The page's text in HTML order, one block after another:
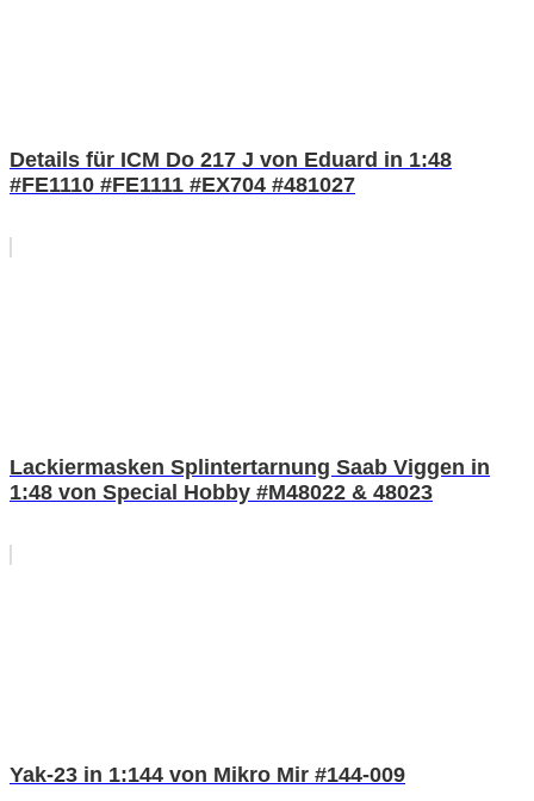
Details für ICM Do 217 J von Eduard in 1:48
#FE1110 #FE1111 #EX704 #481027
Lackiermasken Splintertarnung Saab Viggen in
1:48 von Special Hobby #M48022 & 48023
Yak-23 in 1:144 von Mikro Mir #144-009